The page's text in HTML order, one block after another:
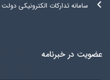
سامانه تدارکات الکترونیکی دولت
عضویت در خبرنامه